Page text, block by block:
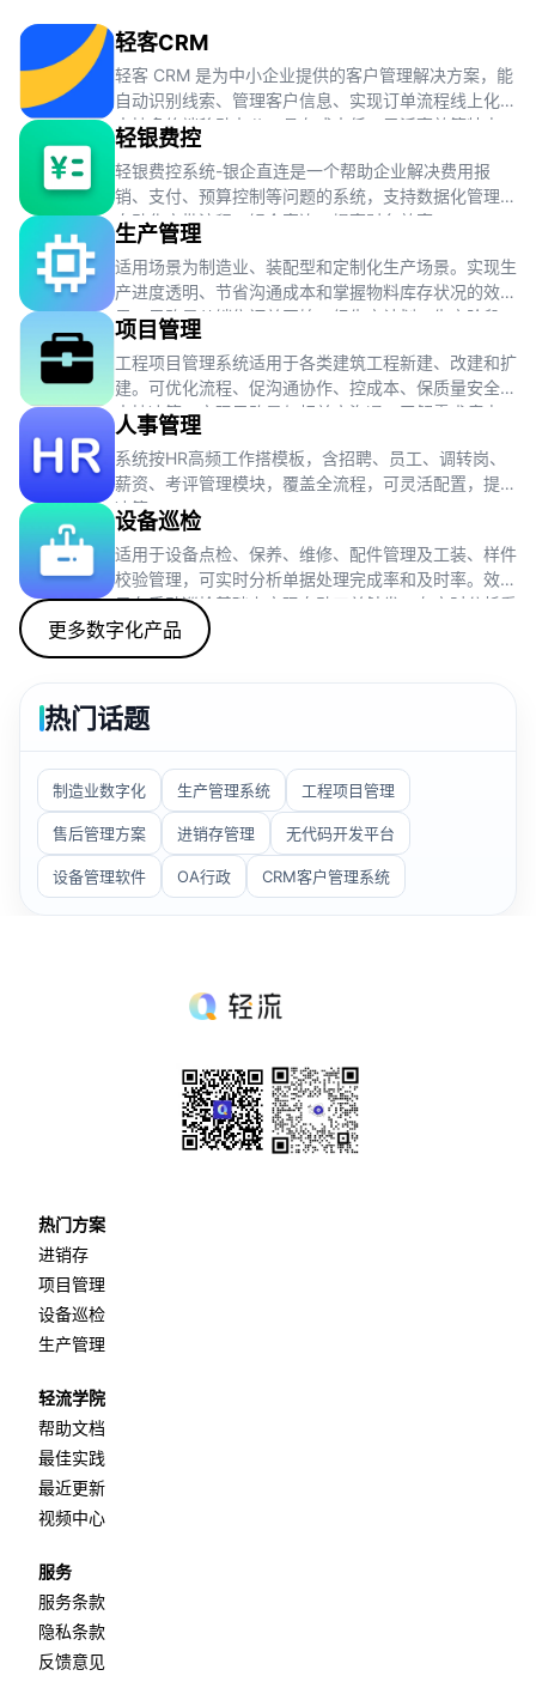
轻客CRM
轻客 CRM 是为中小企业提供的客户管理解决方案，能
自动识别线索、管理客户信息、实现订单流程线上化，
支持多终端移动办公，具有成本低、灵活高效等特点。
轻银费控
轻银费控系统-银企直连是一个帮助企业解决费用报
销、支付、预算控制等问题的系统，支持数据化管理、
自动化审批流程、银企直连，提高财务效率。
生产管理
适用场景为制造业、装配型和定制化生产场景。实现生
产进度透明、节省沟通成本和掌握物料库存状况的效
果。思路是从销售订单开始，经生产计划、生产阶段、
质量检验到库存管理，完成整个生产流程。
项目管理
工程项目管理系统适用于各类建筑工程新建、改建和扩
建。可优化流程、促沟通协作、控成本、保质量安全及
支持决策。实现思路是与相关方沟通，了解需求痛点，
收集整理数据，评估现有模式。
人事管理
系统按HR高频工作搭模板，含招聘、员工、调转岗、
薪资、考评管理模块，覆盖全流程，可灵活配置，提效
决策。
设备巡检
适用于设备点检、保养、维修、配件管理及工装、样件
校验管理，可实时分析单据处理完成率和及时率。效果
是在手动巡检基础上实现自动工单触发，有实时分析看
板。思路是维护台账、方案，生成工单并处理、统计相
关情况。
更多数字化产品
热门话题
制造业数字化 生产管理系统 工程项目管理
售后管理方案 进销存管理 无代码开发平台
设备管理软件 OA行政 CRM客户管理系统
热门方案
进销存
项目管理
设备巡检
生产管理
轻流学院
帮助文档
最佳实践
最近更新
视频中心
服务
服务条款
隐私条款
反馈意见